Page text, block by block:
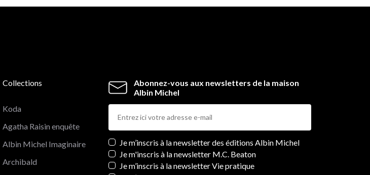
Abonnez-vous aux newsletters de la maison
Albin Michel
Newsletters
Je m’inscris à la newsletter des éditions Albin Michel
Je m'inscris à la newsletter M.C. Beaton
Je m’inscris à la newsletter Vie pratique
Collections
Koda
Agatha Raisin enquête
Albin Michel Imaginaire
Archibald